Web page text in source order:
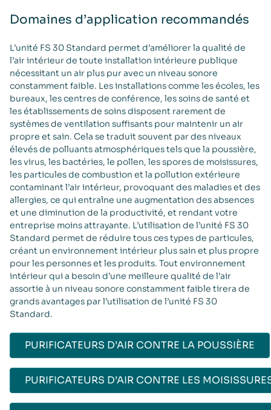
Domaines d’application recommandés
L’unité FS 30 Standard permet d’améliorer la qualité de
l’air intérieur de toute installation intérieure publique
nécessitant un air plus pur avec un niveau sonore
constamment faible. Les installations comme les écoles, les
bureaux, les centres de conférence, les soins de santé et
les établissements de soins disposent rarement de
systèmes de ventilation suffisants pour maintenir un air
propre et sain. Cela se traduit souvent par des niveaux
élevés de polluants atmosphériques tels que la poussière,
les virus, les bactéries, le pollen, les spores de moisissures,
les particules de combustion et la pollution extérieure
contaminant l’air intérieur, provoquant des maladies et des
allergies, ce qui entraîne une augmentation des absences
et une diminution de la productivité, et rendant votre
entreprise moins attrayante. L’utilisation de l’unité FS 30
Standard permet de réduire tous ces types de particules,
créant un environnement intérieur plus sain et plus propre
pour les personnes et les produits. Tout environnement
intérieur qui a besoin d’une meilleure qualité de l’air
assortie à un niveau sonore constamment faible tirera de
grands avantages par l’utilisation de l’unité FS 30
Standard.
PURIFICATEURS D’AIR CONTRE LA POUSSIÈRE
PURIFICATEURS D’AIR CONTRE LES